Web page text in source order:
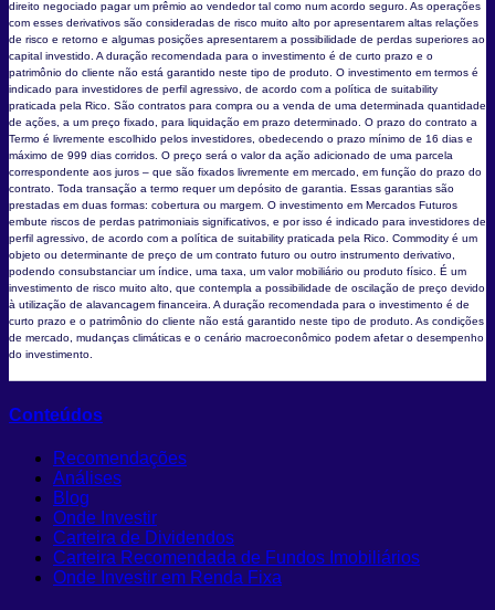
direito negociado pagar um prêmio ao vendedor tal como num acordo seguro. As operações
com esses derivativos são consideradas de risco muito alto por apresentarem altas relações
de risco e retorno e algumas posições apresentarem a possibilidade de perdas superiores ao
capital investido. A duração recomendada para o investimento é de curto prazo e o
patrimônio do cliente não está garantido neste tipo de produto. O investimento em termos é
indicado para investidores de perfil agressivo, de acordo com a política de suitability
praticada pela Rico. São contratos para compra ou a venda de uma determinada quantidade
de ações, a um preço fixado, para liquidação em prazo determinado. O prazo do contrato a
Termo é livremente escolhido pelos investidores, obedecendo o prazo mínimo de 16 dias e
máximo de 999 dias corridos. O preço será o valor da ação adicionado de uma parcela
correspondente aos juros – que são fixados livremente em mercado, em função do prazo do
contrato. Toda transação a termo requer um depósito de garantia. Essas garantias são
prestadas em duas formas: cobertura ou margem. O investimento em Mercados Futuros
embute riscos de perdas patrimoniais significativos, e por isso é indicado para investidores de
perfil agressivo, de acordo com a política de suitability praticada pela Rico. Commodity é um
objeto ou determinante de preço de um contrato futuro ou outro instrumento derivativo,
podendo consubstanciar um índice, uma taxa, um valor mobiliário ou produto físico. É um
investimento de risco muito alto, que contempla a possibilidade de oscilação de preço devido
à utilização de alavancagem financeira. A duração recomendada para o investimento é de
curto prazo e o patrimônio do cliente não está garantido neste tipo de produto. As condições
de mercado, mudanças climáticas e o cenário macroeconômico podem afetar o desempenho
do investimento.
Conteúdos
Recomendações
Análises
Blog
Onde Investir
Carteira de Dividendos
Carteira Recomendada de Fundos Imobiliários
Onde Investir em Renda Fixa